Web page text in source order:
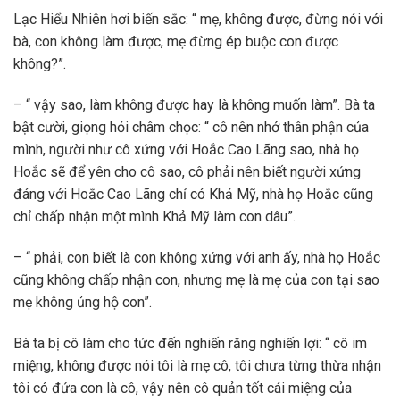
Lạc Hiểu Nhiên hơi biến sắc: “ mẹ, không được, đừng nói với
bà, con không làm được, mẹ đừng ép buộc con được
không?”.
– “ vậy sao, làm không được hay là không muốn làm”. Bà ta
bật cười, giọng hỏi châm chọc: “ cô nên nhớ thân phận của
mình, người như cô xứng với Hoắc Cao Lãng sao, nhà họ
Hoắc sẽ để yên cho cô sao, cô phải nên biết người xứng
đáng với Hoắc Cao Lãng chỉ có Khả Mỹ, nhà họ Hoắc cũng
chỉ chấp nhận một mình Khả Mỹ làm con dâu”.
– “ phải, con biết là con không xứng với anh ấy, nhà họ Hoắc
cũng không chấp nhận con, nhưng mẹ là mẹ của con tại sao
mẹ không ủng hộ con”.
Bà ta bị cô làm cho tức đến nghiến răng nghiến lợi: “ cô im
miệng, không được nói tôi là mẹ cô, tôi chưa từng thừa nhận
tôi có đứa con là cô, vậy nên cô quản tốt cái miệng của